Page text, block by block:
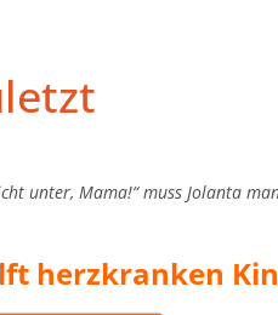
unter, Mama!“ muss Jolanta
herzkranken